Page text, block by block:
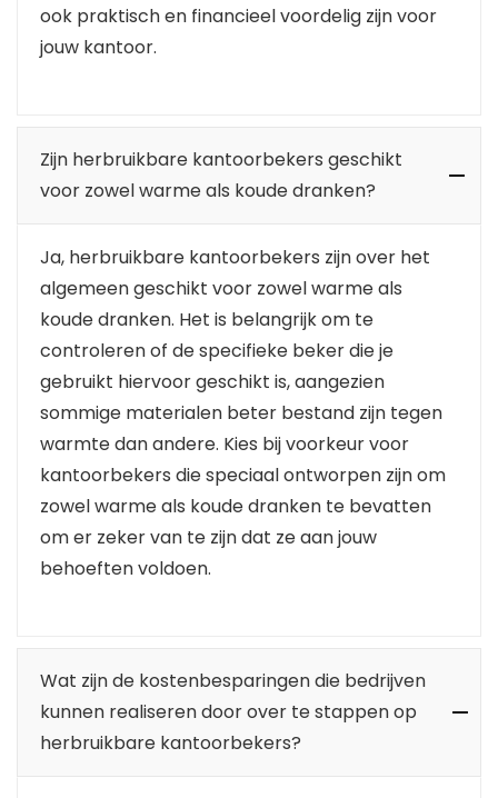
ook praktisch en financieel voordelig zijn voor
jouw kantoor.
Zijn herbruikbare kantoorbekers geschikt
voor zowel warme als koude dranken?
Ja, herbruikbare kantoorbekers zijn over het
algemeen geschikt voor zowel warme als
koude dranken. Het is belangrijk om te
controleren of de specifieke beker die je
gebruikt hiervoor geschikt is, aangezien
sommige materialen beter bestand zijn tegen
warmte dan andere. Kies bij voorkeur voor
kantoorbekers die speciaal ontworpen zijn om
zowel warme als koude dranken te bevatten
om er zeker van te zijn dat ze aan jouw
behoeften voldoen.
Wat zijn de kostenbesparingen die bedrijven
kunnen realiseren door over te stappen op
herbruikbare kantoorbekers?